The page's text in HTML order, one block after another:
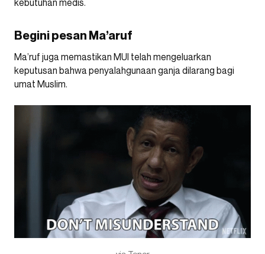
kebutuhan medis.
Begini pesan Ma’aruf
Ma’ruf juga memastikan MUI telah mengeluarkan
keputusan bahwa penyalahgunaan ganja dilarang bagi
umat Muslim.